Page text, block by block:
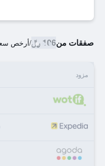
صفقات من106 ﷼ /أرخص سعر
مزود